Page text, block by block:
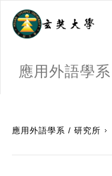
應用外語學
應用外語學系 / 研究所